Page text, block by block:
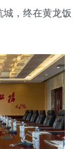
城，终在黄龙饭